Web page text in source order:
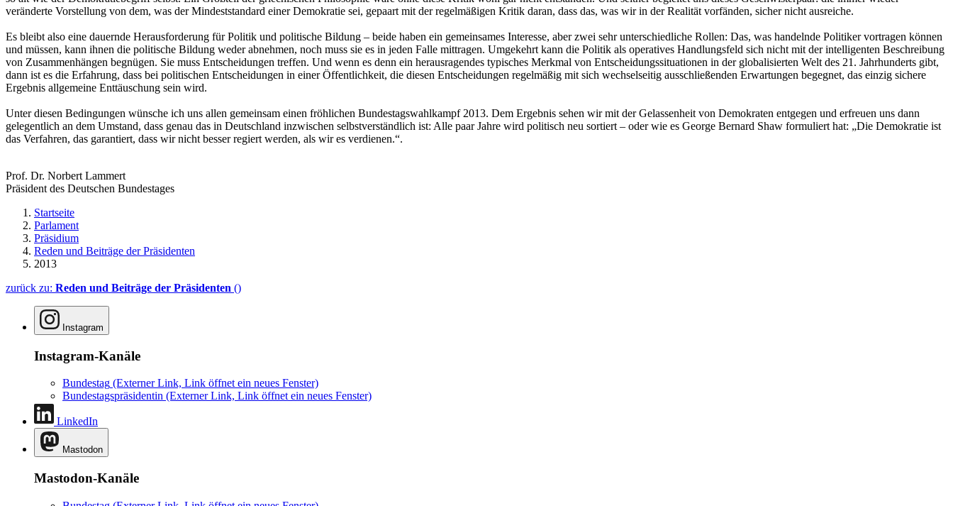
veränderte Vorstellung von dem, was der Mindeststandard einer Demokratie sei, gepaart mit der regelmäßigen Kritik daran, dass das, was wir in der Realität vorfänden, sicher nicht ausreiche.
Es bleibt also eine dauernde Herausforderung für Politik und politische Bildung – beide haben ein gemeinsames Interesse, aber zwei sehr unterschiedliche Rollen: Das, was handelnde Politiker vortragen können
und müssen, kann ihnen die politische Bildung weder abnehmen, noch muss sie es in jeden Falle mittragen. Umgekehrt kann die Politik als operatives Handlungsfeld sich nicht mit der intelligenten Beschreibung
von Zusammenhängen begnügen. Sie muss Entscheidungen treffen. Und wenn es denn ein herausragendes typisches Merkmal von Entscheidungssituationen in der globalisierten Welt des 21. Jahrhunderts gibt,
dann ist es die Erfahrung, dass bei politischen Entscheidungen in einer Öffentlichkeit, die diesen Entscheidungen regelmäßig mit sich wechselseitig ausschließenden Erwartungen begegnet, das einzig sichere
Ergebnis allgemeine Enttäuschung sein wird.
Unter diesen Bedingungen wünsche ich uns allen gemeinsam einen fröhlichen Bundestagswahlkampf 2013. Dem Ergebnis sehen wir mit der Gelassenheit von Demokraten entgegen und erfreuen uns dann
gelegentlich an dem Umstand, dass genau das in Deutschland inzwischen selbstverständlich ist: Alle paar Jahre wird politisch neu sortiert – oder wie es George Bernard Shaw formuliert hat: „Die Demokratie ist
das Verfahren, das garantiert, dass wir nicht besser regiert werden, als wir es verdienen.“.
Prof. Dr. Norbert Lammert
Präsident des Deutschen Bundestages
Startseite
Parlament
Präsidium
Reden und Beiträge der Präsidenten
2013
zurück zu: Reden und Beiträge der Präsidenten ()
Instagram
Instagram-Kanäle
Bundestag (Externer Link, Link öffnet ein neues Fenster)
Bundestagspräsidentin (Externer Link, Link öffnet ein neues Fenster)
LinkedIn
Mastodon
Mastodon-Kanäle